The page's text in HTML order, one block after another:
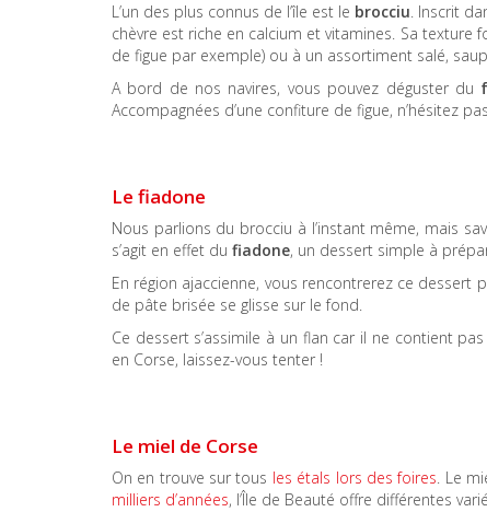
L’un des plus connus de l’île est le brocciu. Inscrit
chèvre est riche en calcium et vitamines. Sa
de figue par exemple) ou à un assortiment salé,
A bord de nos navires, vous pouvez déguster du
Accompagnées d’une confiture de figue, n’hésitez
Le fiadone
Nous parlions du brocciu à l’instant même, mais
s’agit en effet du fiadone, un dessert simple à
En région ajaccienne, vous rencontrerez ce dessert
de pâte brisée se glisse sur le fond.
Ce dessert s’assimile à un flan car il ne contient
en Corse, laissez-vous tenter !
Le miel de Corse
On en trouve sur tous les étals lors des foires. Le
milliers d’années, l’Île de Beauté offre différentes